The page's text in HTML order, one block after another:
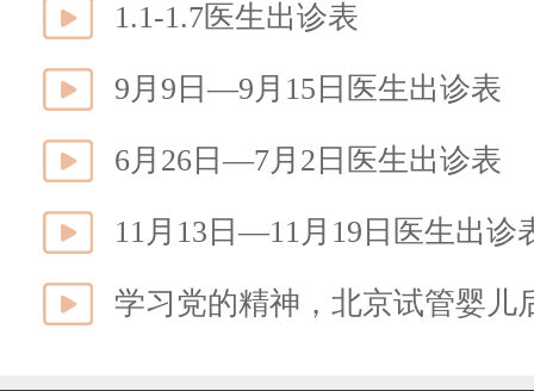
1.1-1.7医生出诊表
9月9日—9月15日医生出诊表
6月26日—7月2日医生出诊表
11月13日—11月19日医生出诊